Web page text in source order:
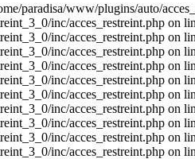
paradisa/www/plugins/auto/
inc/acces_restreint.php on
inc/acces_restreint.php on
inc/acces_restreint.php on
inc/acces_restreint.php on
inc/acces_restreint.php on
inc/acces_restreint.php on
inc/acces_restreint.php on
inc/acces_restreint.php on
inc/acces_restreint.php on
inc/acces_restreint.php on